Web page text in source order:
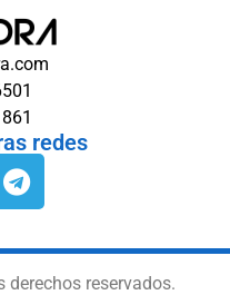
redes
derechos reservados.